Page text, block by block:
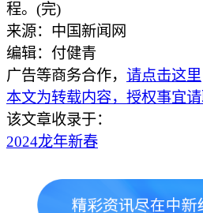
程。(完)
来源：中国新闻网
编辑：付健青
广告等商务合作， 请点击这里
本文为转载内容，授权事宜
该文章收录于：
2024龙年新春